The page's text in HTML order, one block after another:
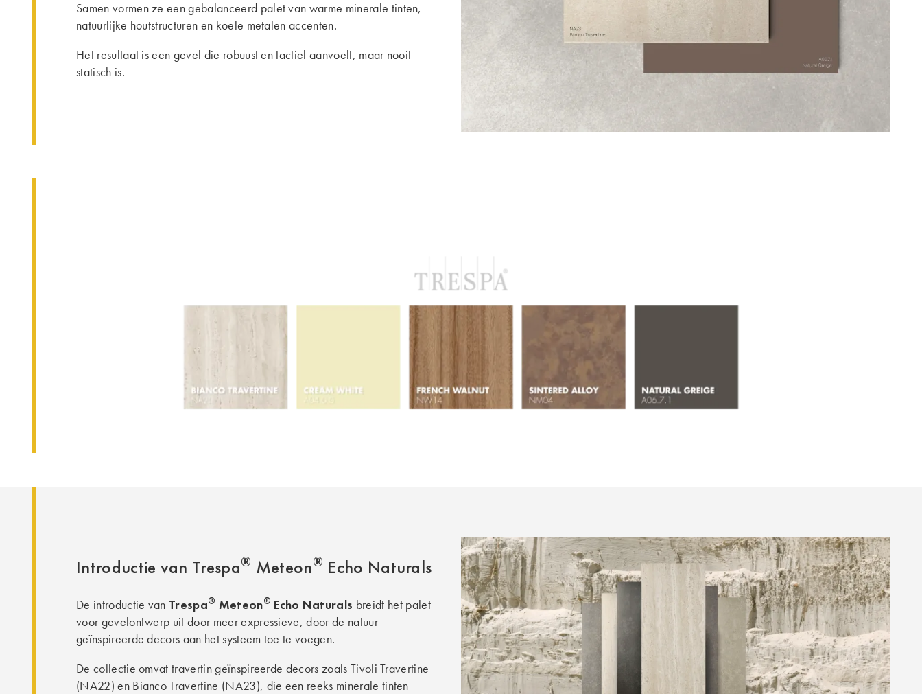
Samen vormen ze een gebalanceerd palet van warme minerale tinten,
natuurlijke houtstructuren en koele metalen accenten.
Het resultaat is een gevel die robuust en tactiel aanvoelt, maar nooit
statisch is.
Introductie van Trespa® Meteon® Echo Naturals
De introductie van Trespa® Meteon® Echo Naturals breidt het palet
voor gevelontwerp uit door meer expressieve, door de natuur
geïnspireerde decors aan het systeem toe te voegen.
De collectie omvat travertin geïnspireerde decors zoals Tivoli Travertine
(NA22) en Bianco Travertine (NA23), die een reeks minerale tinten